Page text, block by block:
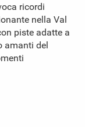
ricordi
nella Val
piste adatte a
amanti del